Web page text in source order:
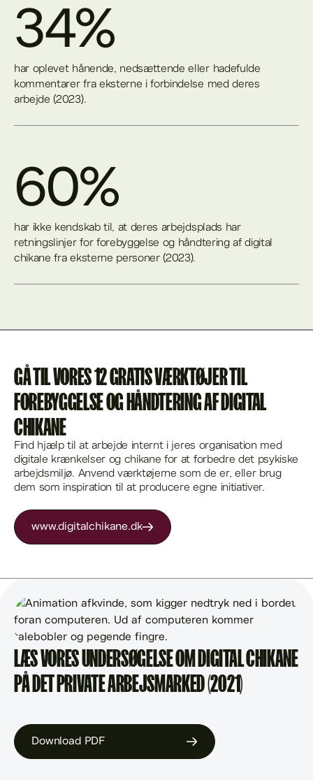
34%
har oplevet hånende, nedsættende eller hadefulde
kommentarer fra eksterne i forbindelse med deres
arbejde (2023).
60%
har ikke kendskab til, at deres arbejdsplads har
retningslinjer for forebyggelse og håndtering af digital
chikane fra eksterne personer (2023).
GÅ TIL VORES 12 GRATIS VÆRKTØJER TIL
FOREBYGGELSE OG HÅNDTERING AF DIGITAL
CHIKANE
Find hjælp til at arbejde internt i jeres organisation med
digitale krænkelser og chikane for at forbedre det psykiske
arbejdsmiljø. Anvend værktøjerne som de er, eller brug
dem som inspiration til at producere egne initiativer.
www.digitalchikane.dk
LÆS VORES UNDERSØGELSE OM DIGITAL CHIKANE
PÅ DET PRIVATE ARBEJSMARKED (2021)
Download PDF